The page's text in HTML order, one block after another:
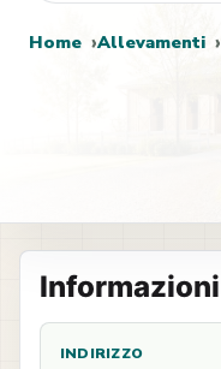
Home Allevamenti
Informazioni
INDIRIZZO